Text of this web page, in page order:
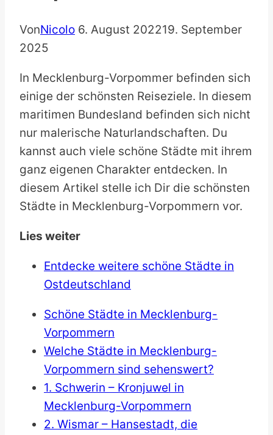
VonNicolo 6. August 202219. September
2025
In Mecklenburg-Vorpommer befinden sich
einige der schönsten Reiseziele. In diesem
maritimen Bundesland befinden sich nicht
nur malerische Naturlandschaften. Du
kannst auch viele schöne Städte mit ihrem
ganz eigenen Charakter entdecken. In
diesem Artikel stelle ich Dir die schönsten
Städte in Mecklenburg-Vorpommern vor.
Lies weiter
Entdecke weitere schöne Städte in
Ostdeutschland
Schöne Städte in Mecklenburg-
Vorpommern
Welche Städte in Mecklenburg-
Vorpommern sind sehenswert?
1. Schwerin – Kronjuwel in
Mecklenburg-Vorpommern
2. Wismar – Hansestadt, die